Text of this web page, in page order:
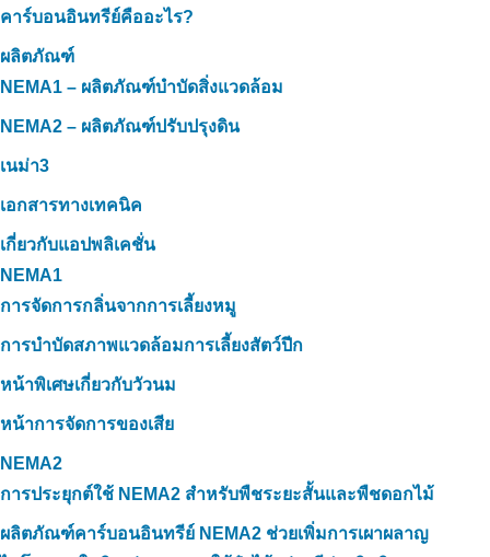
คาร์บอนอินทรีย์คืออะไร?
ผลิตภัณฑ์
NEMA1 – ผลิตภัณฑ์บำบัดสิ่งแวดล้อม
NEMA2 – ผลิตภัณฑ์ปรับปรุงดิน
เนม่า3
เอกสารทางเทคนิค
เกี่ยวกับแอปพลิเคชั่น
NEMA1
การจัดการกลิ่นจากการเลี้ยงหมู
การบำบัดสภาพแวดล้อมการเลี้ยงสัตว์ปีก
หน้าพิเศษเกี่ยวกับวัวนม
หน้าการจัดการของเสีย
NEMA2
การประยุกต์ใช้ NEMA2 สำหรับพืชระยะสั้นและพืชดอกไม้
ผลิตภัณฑ์คาร์บอนอินทรีย์ NEMA2 ช่วยเพิ่มการเผาผลาญ